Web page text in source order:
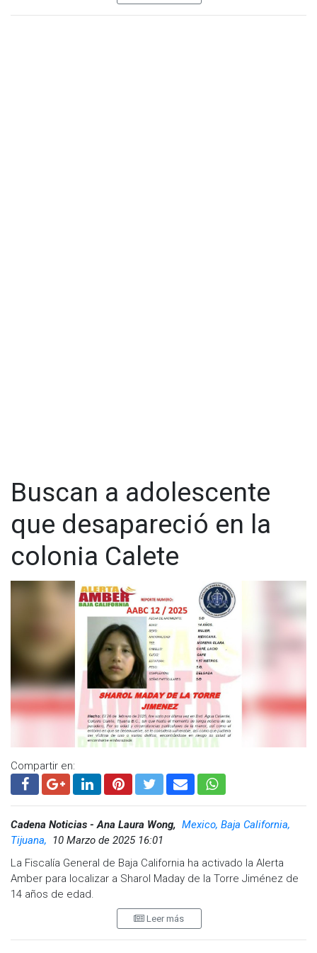
Se solicita la colaboración de la ciudadanía y los medios de
La menor es de tez morena, tiene cabello café oscuro con
aproximadamente 65 kilogramos, con complexión robusta.
También se le reconoce por usar lentes de aumento.
Cualquier información sobre su paradero puede ser
reportada al 911, al 089 para denuncias anónimas, o al
número (646) 152-25-00, extensión 2560 de la Fiscalía General
del Estado. También se puede contactar a través del correo
electrónico:xochitlan.vera@fgebc.gob.mx.
Visita y accede a todo nuestro contenido |
www.cadenanoticias.com| Twitter:@cadena_noticias
@cadenanoticiasmx
Whatsapp: @CadenaNoticias| Telegram:@CadenaNoticias
Buscan a adolescente
que desapareció en la
colonia Calete
Compartir en:
Cadena Noticias - Ana Laura Wong, Mexico, Baja California,
Tijuana,
10 Marzo de 2025 16:01
La Fiscalía General de Baja California ha activado la Alerta
Amber para localizar a Sharol Maday de la Torre Jiménez de
14 años de edad.
Se requiere del apoyo de la ciudadanía y de los medios de
Leer más